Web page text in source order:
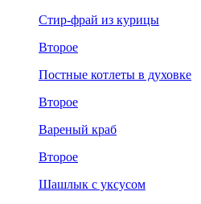
Стир-фрай из курицы
Второе
Постные котлеты в духовке
Второе
Вареный краб
Второе
Шашлык с уксусом